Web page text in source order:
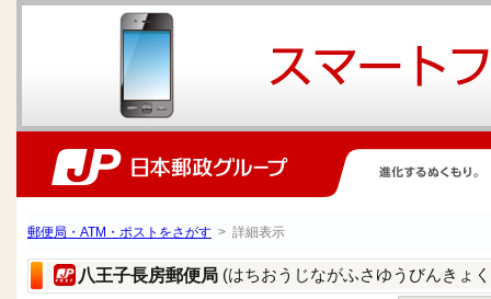
郵便局・ATM・ポストをさがす > 詳細表示
八王子長房郵便局 (はちおうじながふさゆうびんきょ